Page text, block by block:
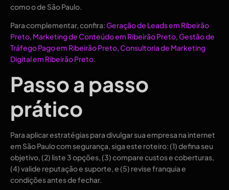
como o de São Paulo.
Para complementar, confira:Geração de Leads em Ribeirão
Preto, Marketing de Conteúdo em Ribeirão Preto,Gestão de
Tráfego Pago em Ribeirão Preto,Consultoria de Marketing
Digital em Ribeirão Preto.
Passo a passo
prático
Para aplicar estratégias para divulgar sua empresa na internet
em São Paulo com segurança, siga este roteiro: (1) defina seu
objetivo, (2) liste 3 opções, (3) compare custos e coberturas,
(4) valide reputação e suporte, e (5) revise franquia e
condições antes de fechar.